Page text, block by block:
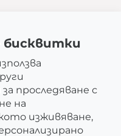
338
за покупка:
до вас
237 081.
бисквитки
проследяване с
на
изживяване,